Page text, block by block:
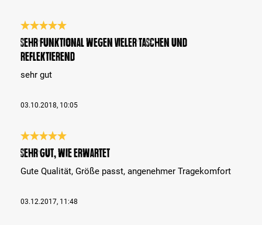
Bewertung mit 5 von 5 Sternen
sehr funktional wegen vieler Taschen und
reflektierend
sehr gut
03.10.2018, 10:05
Bewertung mit 5 von 5 Sternen
Sehr gut, wie erwartet
Gute Qualität, Größe passt, angenehmer Tragekomfort
03.12.2017, 11:48